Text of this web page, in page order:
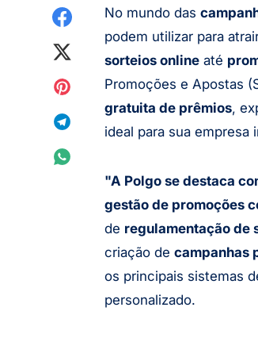
Compartilhar
Facebook
Compartilhar
Twitter
Compartilhar
Compartilhar
Telegram
WhatsApp
No mundo das
podem utilizar para
sorteios online até
Promoções e Apostas
gratuita de prêmios,
ideal para sua
"A Polgo se destaca
gestão de promoções
de regulamentação de
criação de campanhas
os principais sistemas
personalizado.